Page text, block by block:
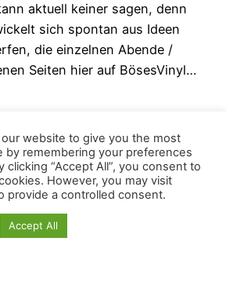
aktuell keiner sagen, denn
sich spontan aus Ideen
die einzelnen Abende /
Seiten hier auf BösesVinyl…
website to give you the most
by remembering your preferences
clicking “Accept All”, you consent to
However, you may visit
provide a controlled consent.
Accept All